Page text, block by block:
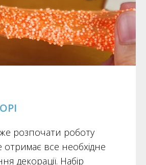
розпочати роботу
отримає все необхідне
декорації. Набір